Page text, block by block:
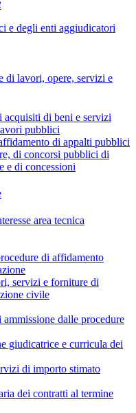
e degli enti aggiudicatori
di lavori, opere, servizi e
acquisiti di beni e servizi
pubblici
di appalti pubblici
di concorsi pubblici di
e di concessioni
area tecnica
di affidamento
servizi e forniture di
civile
dalle procedure
giudicatrice e curricula dei
di importo stimato
dei contratti al termine